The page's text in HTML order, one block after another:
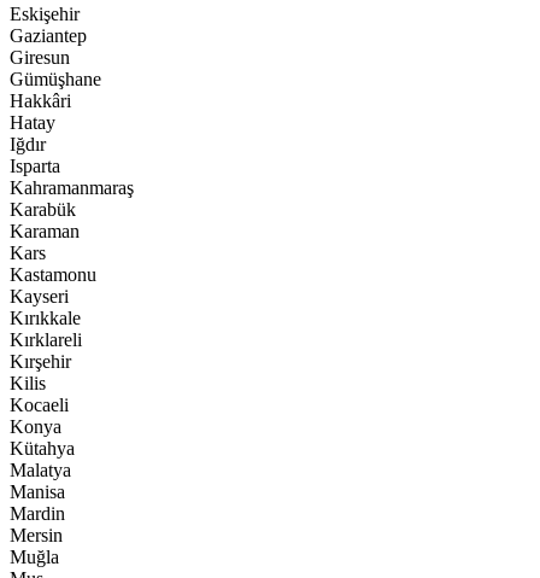
Eskişehir
Gaziantep
Giresun
Gümüşhane
Hakkâri
Hatay
Iğdır
Isparta
Kahramanmaraş
Karabük
Karaman
Kars
Kastamonu
Kayseri
Kırıkkale
Kırklareli
Kırşehir
Kilis
Kocaeli
Konya
Kütahya
Malatya
Manisa
Mardin
Mersin
Muğla